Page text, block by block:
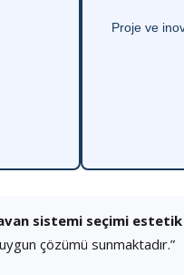
Proje ve
sistemi seçimi
çözümü sunmaktadır.”